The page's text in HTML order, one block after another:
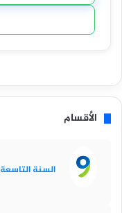
الأقسام
السنة التاسعة